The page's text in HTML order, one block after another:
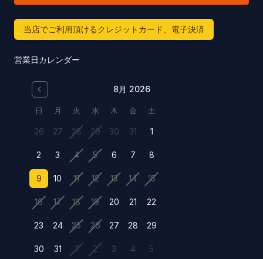
当店でご利用頂けるクレジットカード、電子決済
営業日カレンダー
8月 2026
日 月 火 水 木 金 土
26 27 28 29 30 31 1
2 3 4 5 6 7 8
9 10 11 12 13 14 15
16 17 18 19 20 21 22
23 24 25 26 27 28 29
30 31 1 2 3 4 5